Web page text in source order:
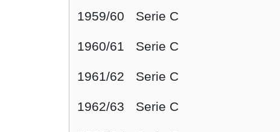
1959/60 Serie C
1960/61 Serie C
1961/62 Serie C
1962/63 Serie C